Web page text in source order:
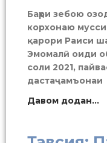
Баҳри зебою
корхонаю
қарори Раиси
Эмомалӣ оиди
соли 2021,
дастаҷамъонаи
Давом додан...